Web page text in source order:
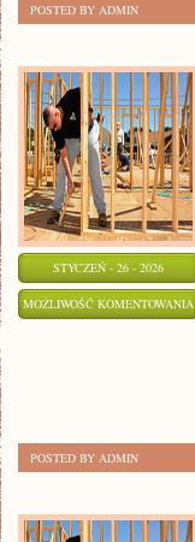
POSTED BY ADMIN
STYCZEŃ - 26 - 2026
MOŻLIWOŚĆ KOMENTOWANIA
POSTED BY ADMIN